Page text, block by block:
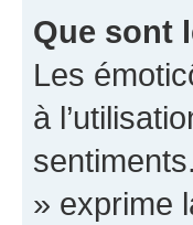
Que sont
Les
à
» exprime